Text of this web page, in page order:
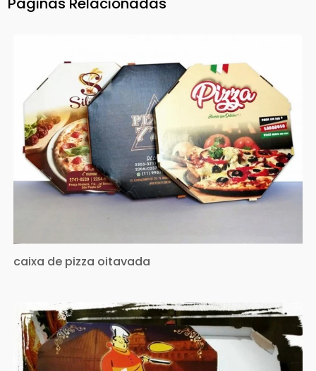
caixa de pizza oitavada